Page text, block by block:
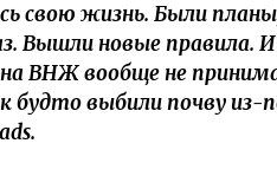
свою жизнь. Были
Вышли новые правила. И
ВНЖ вообще не
будто выбили почву